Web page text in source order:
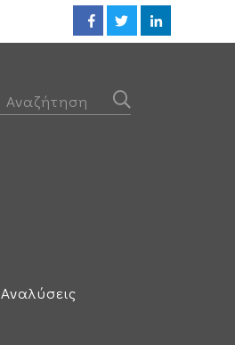
Ηλεκτρική διασύνδεση
Αναλύσεις